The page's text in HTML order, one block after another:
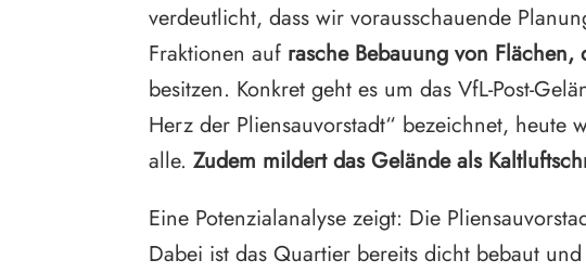
verdeutlicht, dass wir vorausschauende
Fraktionen auf rasche Bebauung von
besitzen. Konkret geht es um das VfL-Post-
Herz der Pliensauvorstadt“ bezeichnet, heute
alle. Zudem mildert das Gelände als
Eine Potenzialanalyse zeigt: Die
Dabei ist das Quartier bereits dicht bebaut